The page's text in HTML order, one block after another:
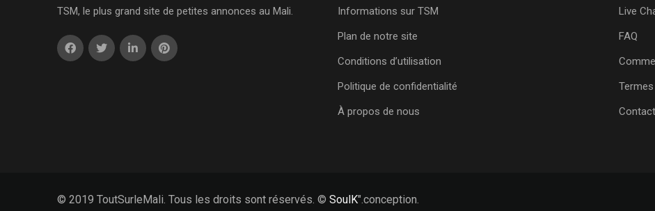
TSM, le plus grand site de petites annonces au Mali.
Informations sur TSM
Plan de notre site
Conditions d’utilisation
Politique de confidentialité
À propos de nous
Live
FAQ
© 2019 ToutSurleMali. Tous les droits sont réservés. © SoulK".conception.